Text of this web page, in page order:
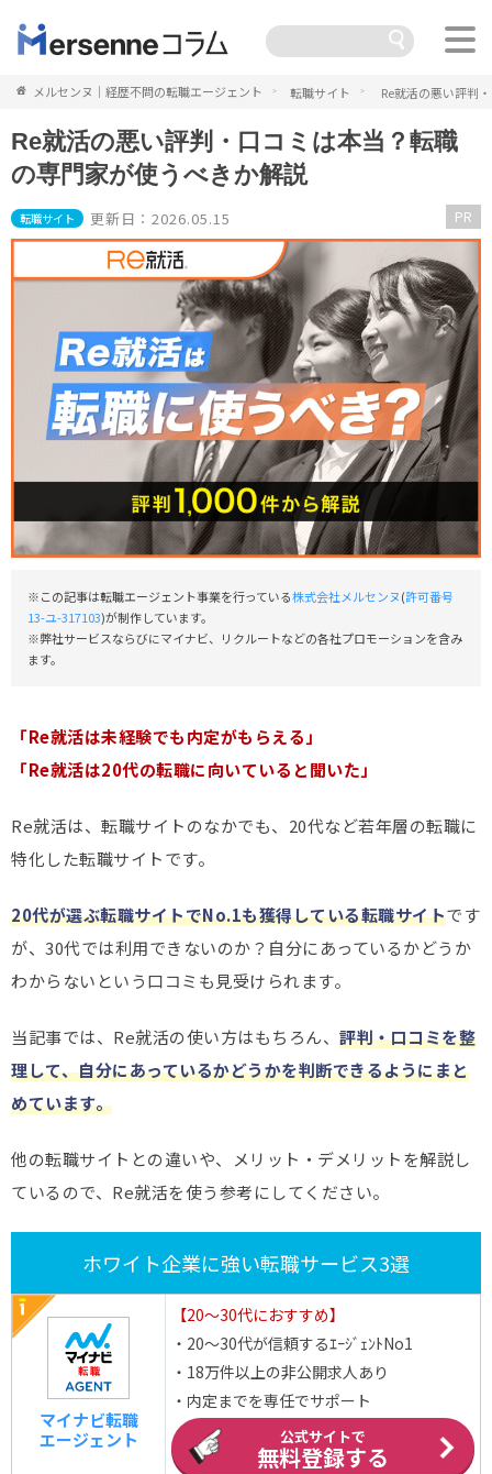
メルセンヌ｜経歴不問の転職エージェント 転職サイト Re就活の悪い評判
Re就活の悪い評判・口コミは本当？転職
の専門家が使うべきか解説
転職サイト 更新日：2026.05.15 PR
※この記事は転職エージェント事業を行っている株式会社メルセンヌ(許可番号
13-ユ-317103)が制作しています。
※弊社サービスならびにマイナビ、リクルートなどの各社プロモーションを含み
ます。
「Re就活は未経験でも内定がもらえる」
「Re就活は20代の転職に向いていると聞いた」
Re就活は、転職サイトのなかでも、20代など若年層の転職に
特化した転職サイトです。
20代が選ぶ転職サイトでNo.1も獲得している転職サイトです
が、30代では利用できないのか？自分にあっているかどうか
わからないという口コミも見受けられます。
当記事では、Re就活の使い方はもちろん、 評判・口コミを整
理して、自分にあっているかどうかを判断できるようにまと
めています。
他の転職サイトとの違いや、メリット・デメリットを解説し
ているので、Re就活を使う参考にしてください。
ホワイト企業に強い転職サービス3選
マイナビ転職
エージェント
【20～30代におすすめ】
・20～30代が信頼するｴｰｼﾞｪﾝﾄNo1
・18万件以上の非公開求人あり
・内定までを専任でサポート
公式サイトで
無料登録する